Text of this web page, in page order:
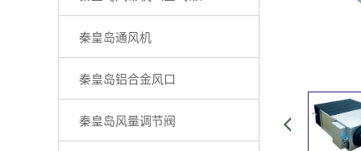
秦皇岛通风机
秦皇岛铝合金风口
秦皇岛风量调节阀